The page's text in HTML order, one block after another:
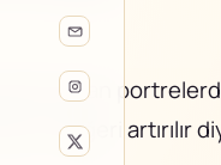
kişi olan
F değeri artırılır